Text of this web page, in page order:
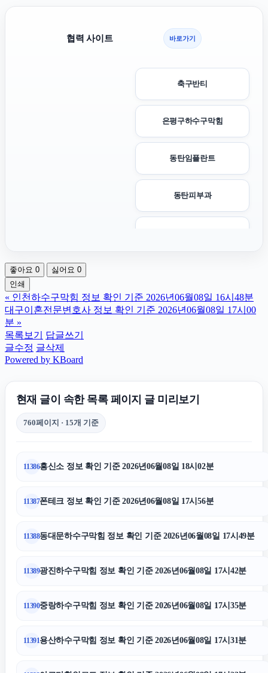
협력 사이트 바로가기
축구반티
은평구하수구막힘
동탄임플란트
동탄피부과
서울암요양병원
용산하수구막힘
폰테크
양천하수구막힘
아고다할인코드
강동구하수구막힘
좋아요 0 싫어요 0
인쇄
« 인천하수구막힘 정보 확인 기준 2026년06월08일 16시48분
대구이혼전문변호사 정보 확인 기준 2026년06월08일 17시00
분 »
목록보기
답글쓰기
글수정 글삭제
Powered by KBoard
현재 글이 속한 목록 페이지 글 미리보기
760페이지 · 15개 기준
11386흥신소 정보 확인 기준 2026년06월08일 18시02분
11387폰테크 정보 확인 기준 2026년06월08일 17시56분
11388동대문하수구막힘 정보 확인 기준 2026년06월08일 17시49분
11389광진하수구막힘 정보 확인 기준 2026년06월08일 17시42분
11390중랑하수구막힘 정보 확인 기준 2026년06월08일 17시35분
11391용산하수구막힘 정보 확인 기준 2026년06월08일 17시31분